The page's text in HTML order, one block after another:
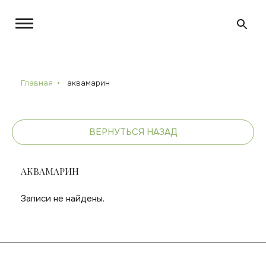
Главная аквамарин
ВЕРНУТЬСЯ НАЗАД
АКВАМАРИН
Записи не найдены.